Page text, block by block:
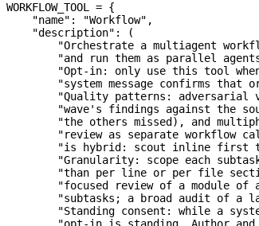
WORKFLOW_TOOL = {
    "name"
: "Workflow" ,
    "description"
: (
"Orchestrate a multiagent
"and run them as parallel
"Opt-in: only use this tool
"system message confirms that
"Quality patterns: adversarial
"wave's findings against the
"the others missed), and
"review as separate workflow
"is hybrid: scout inline first
"Granularity: scope each
"than per line or per file
"focused review of a module of
"subtasks; a broad audit of a
"Standing consent: while a